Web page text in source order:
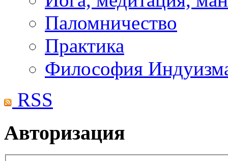
Паломничество
Практика
Философия
RSS
Авторизация